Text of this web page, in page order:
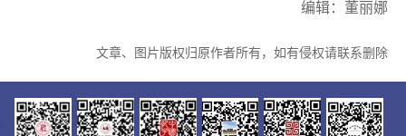
编辑：董丽娜
文章、图片版权归原作者所有，如有侵权请联系删除